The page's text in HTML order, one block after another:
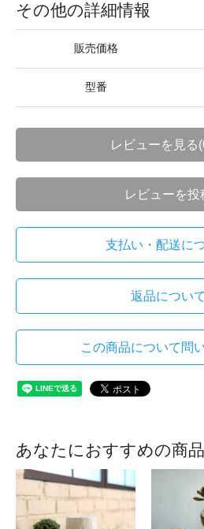
その他の詳細情報
販売価格
型番
レビューを見る
レビューを投
支払い・配送に
返品について
この商品について問
あなたにおすすめの商品